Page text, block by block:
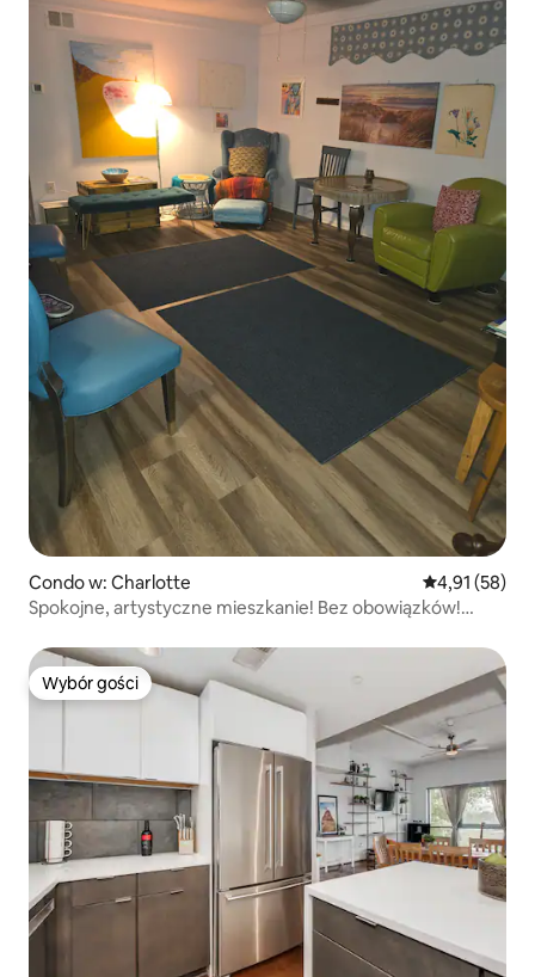
Condo w: Charlotte Średnia
4,91 (58)
Spokojne, artystyczne mieszkanie! Bez obowiązków!
Wybór gości
Wybór gości